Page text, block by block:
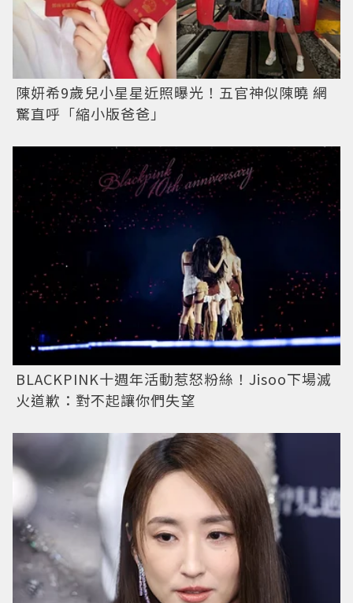
陳妍希9歲兒小星星近照曝光！五官神似陳曉 網
驚直呼「縮小版爸爸」
BLACKPINK十週年活動惹怒粉絲！Jisoo下場滅
火道歉：對不起讓你們失望